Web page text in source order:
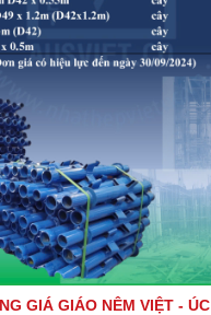
GIÁ GIÁO NÊM VIỆT - ÚC